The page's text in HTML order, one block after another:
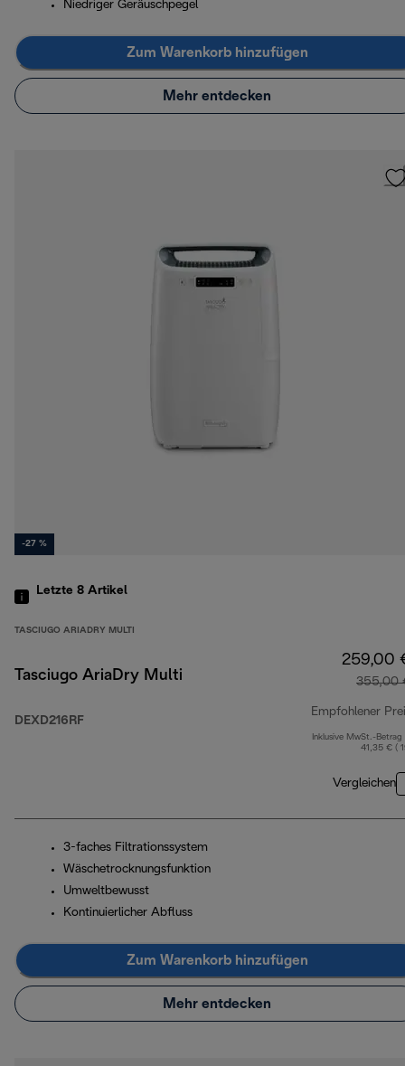
Niedriger Geräuschpegel
Zum Warenkorb hinzufügen
Mehr entdecken
-27 %
Letzte 8 Artikel
TASCIUGO ARIADRY MULTI
Tasciugo AriaDry Multi
DEXD216RF
259,00
355,00
Empfohlener
Inklusive MwSt.-Betrag
41,35 € (
Vergleichen
3-faches Filtrationssystem
Wäschetrocknungsfunktion
Umweltbewusst
Kontinuierlicher Abfluss
Zum Warenkorb hinzufügen
Mehr entdecken